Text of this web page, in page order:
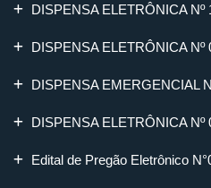
DISPENSA ELETRÔNICA Nº
DISPENSA ELETRÔNICA Nº
DISPENSA EMERGENCIAL
DISPENSA ELETRÔNICA Nº
Edital de Pregão Eletrônico